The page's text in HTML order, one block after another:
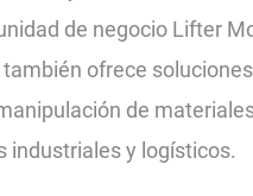
de negocio Lifter
ofrece
de
industriales y logísticos.